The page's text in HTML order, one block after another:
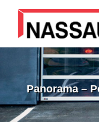
Panorama –